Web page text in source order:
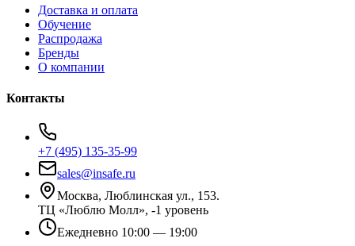
Доставка и оплата
Обучение
Распродажа
Бренды
О компании
Контакты
+7 (495) 135-35-99
sales@insafe.ru
Москва, Люблинская ул., 153.
ТЦ «Люблю Молл», -1 уровень
Ежедневно 10:00 — 19:00